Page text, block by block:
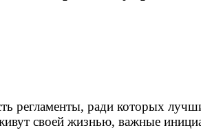
регламенты, ради которых
своей жизнью, важные